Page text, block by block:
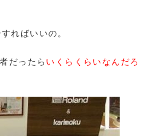
ればいいの。
だったら いくらくらいなんだろ